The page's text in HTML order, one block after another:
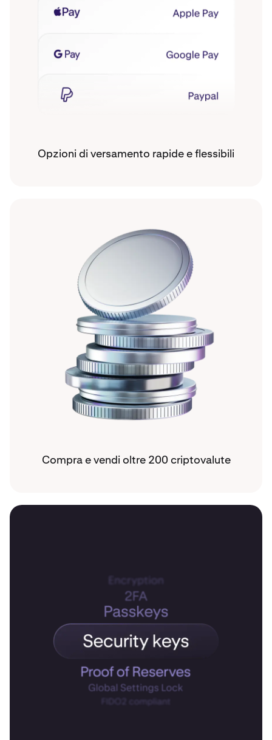
Opzioni di versamento rapide e flessibili
Compra e vendi oltre 200 criptovalute